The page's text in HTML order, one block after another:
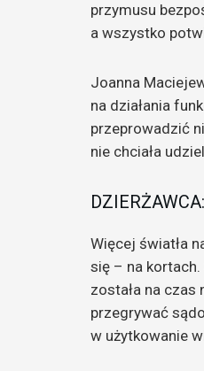
przymusu
a wszystko
Joanna
na działania
przeprowadzić
nie chciała
Więcej światła
się – na
została na czas
przegrywać
w użytkowanie